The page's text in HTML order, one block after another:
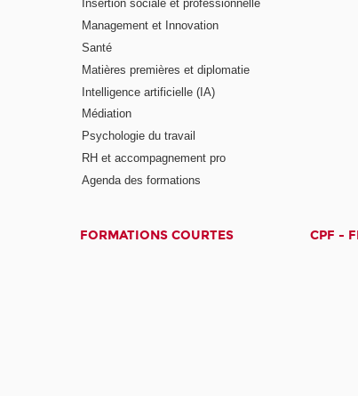
Insertion sociale et professionnelle
Management et Innovation
Santé
Matières premières et diplomatie
Intelligence artificielle (IA)
Médiation
Psychologie du travail
RH et accompagnement pro
Agenda des formations
FORMATIONS COURTES CPF -